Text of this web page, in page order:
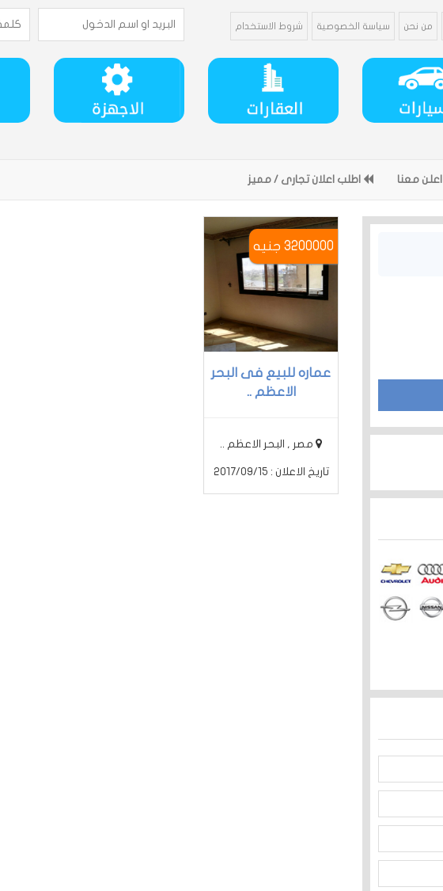
من نحن سياسة الخصوصية شروط الاستخدام
اعلن معنا اطلب اعلان تجارى / مميز
3200000 جنيه
عماره للبيع فى البحر
الاعظم ..
مصر , البحر الاعظم ..
تاريخ الاعلان : 2017/09/15